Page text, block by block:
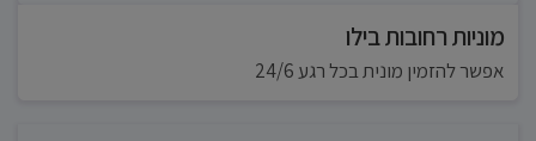
מוניות רחובות בילו
אפשר להזמין מונית בכל רגע 24/6